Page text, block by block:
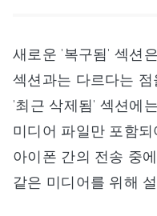
새로운 '복구됨' 섹션
섹션과는 다르다는
'최근 삭제됨' 섹션에
미디어 파일만 포함
아이폰 간의 전송 중
같은 미디어를 위해